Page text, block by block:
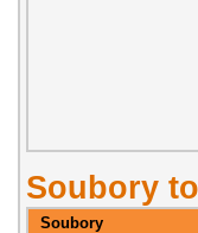
Soubory
Soubory